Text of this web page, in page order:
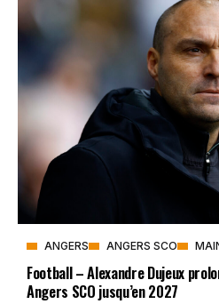
ANGERS ANGERS SCO
Football – Alexandre Dujeux
Angers SCO jusqu’en 2027